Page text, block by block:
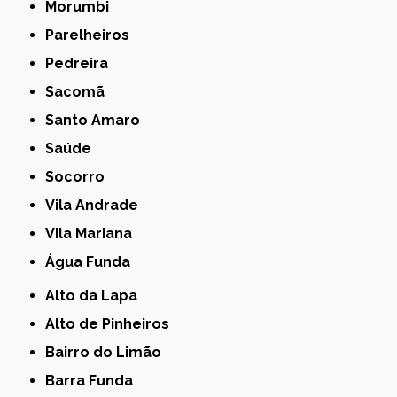
Morumbi
Parelheiros
Pedreira
Sacomã
Santo Amaro
Saúde
Socorro
Vila Andrade
Vila Mariana
Água Funda
Alto da Lapa
Alto de Pinheiros
Bairro do Limão
Barra Funda